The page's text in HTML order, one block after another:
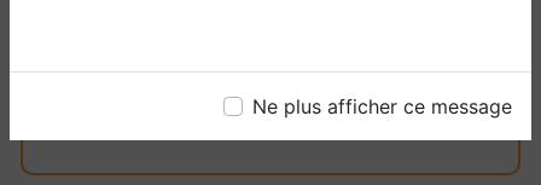
Ne plus afficher ce message
CONTACTEZ-NOUS